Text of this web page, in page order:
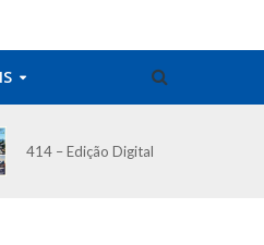
414 – Edição Digital